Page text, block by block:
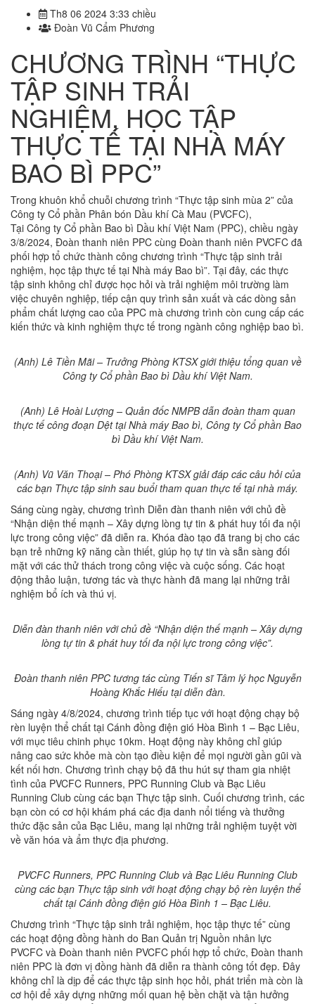
Th8 06 2024 3:33 chiều
Đoàn Vũ Cẩm Phương
CHƯƠNG TRÌNH “THỰC
TẬP SINH TRẢI
NGHIỆM, HỌC TẬP
THỰC TẾ TẠI NHÀ MÁY
BAO BÌ PPC”
Trong khuôn khổ chuỗi chương trình “Thực tập sinh mùa 2” của
Công ty Cổ phần Phân bón Dầu khí Cà Mau (PVCFC),
Tại Công ty Cổ phần Bao bì Dầu khí Việt Nam (PPC), chiều ngày
3/8/2024, Đoàn thanh niên PPC cùng Đoàn thanh niên PVCFC đã
phối hợp tổ chức thành công chương trình “Thực tập sinh trải
nghiệm, học tập thực tế tại Nhà máy Bao bì”. Tại đây, các thực
tập sinh không chỉ được học hỏi và trải nghiệm môi trường làm
việc chuyên nghiệp, tiếp cận quy trình sản xuất và các dòng sản
phẩm chất lượng cao của PPC mà chương trình còn cung cấp các
kiến thức và kinh nghiệm thực tế trong ngành công nghiệp bao bì.
(Anh) Lê Tiền Mãi – Trưởng Phòng KTSX giới thiệu tổng quan về
Công ty Cổ phần Bao bì Dầu khí Việt Nam.
(Anh) Lê Hoài Lượng – Quản đốc NMPB dẫn đoàn tham quan
thực tế công đoạn Dệt tại Nhà máy Bao bì, Công ty Cổ phần Bao
bì Dầu khí Việt Nam.
(Anh) Vũ Văn Thoại – Phó Phòng KTSX giải đáp các câu hỏi của
các bạn Thực tập sinh sau buổi tham quan thực tế tại nhà máy.
Sáng cùng ngày, chương trình Diễn đàn thanh niên với chủ đề
“Nhận diện thế mạnh – Xây dựng lòng tự tin & phát huy tối đa nội
lực trong công việc” đã diễn ra. Khóa đào tạo đã trang bị cho các
bạn trẻ những kỹ năng cần thiết, giúp họ tự tin và sẵn sàng đối
mặt với các thử thách trong công việc và cuộc sống. Các hoạt
động thảo luận, tương tác và thực hành đã mang lại những trải
nghiệm bổ ích và thú vị.
Diễn đàn thanh niên với chủ đề “Nhận diện thế mạnh – Xây dựng
lòng tự tin & phát huy tối đa nội lực trong công việc”.
Đoàn thanh niên PPC tương tác cùng Tiến sĩ Tâm lý học Nguyễn
Hoàng Khắc Hiếu tại diễn đàn.
Sáng ngày 4/8/2024, chương trình tiếp tục với hoạt động chạy bộ
rèn luyện thể chất tại Cánh đồng điện gió Hòa Bình 1 – Bạc Liêu,
với mục tiêu chinh phục 10km. Hoạt động này không chỉ giúp
nâng cao sức khỏe mà còn tạo điều kiện để mọi người gần gũi và
kết nối hơn. Chương trình chạy bộ đã thu hút sự tham gia nhiệt
tình của PVCFC Runners, PPC Running Club và Bạc Liêu
Running Club cùng các bạn Thực tập sinh. Cuối chương trình, các
bạn còn có cơ hội khám phá các địa danh nổi tiếng và thưởng
thức đặc sản của Bạc Liêu, mang lại những trải nghiệm tuyệt vời
về văn hóa và ẩm thực địa phương.
PVCFC Runners, PPC Running Club và Bạc Liêu Running Club
cùng các bạn Thực tập sinh với hoạt động chạy bộ rèn luyện thể
chất tại Cánh đồng điện gió Hòa Bình 1 – Bạc Liêu.
Chương trình “Thực tập sinh trải nghiệm, học tập thực tế” cùng
các hoạt động đồng hành do Ban Quản trị Nguồn nhân lực
PVCFC và Đoàn thanh niên PVCFC phối hợp tổ chức, Đoàn thanh
niên PPC là đơn vị đồng hành đã diễn ra thành công tốt đẹp. Đây
không chỉ là dịp để các thực tập sinh học hỏi, phát triển mà còn là
cơ hội để xây dựng những mối quan hệ bền chặt và tận hưởng